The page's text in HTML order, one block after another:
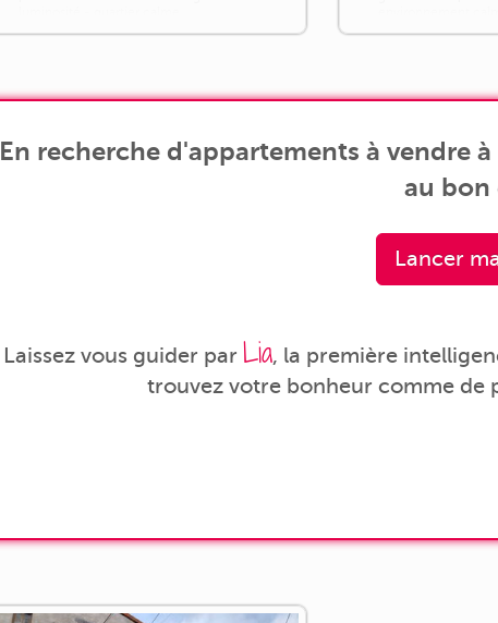
En recherche d'appartements à vendre
au bon
Lancer
Laissez vous guider par Lia, la première
trouvez votre bonheur comme de